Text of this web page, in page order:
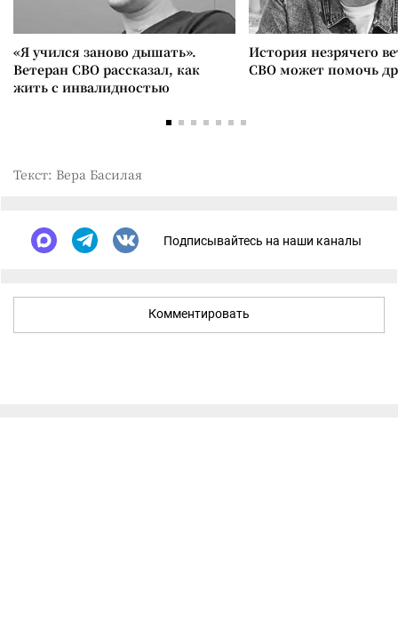
«Я учился заново дышать».
Ветеран СВО рассказал, как
жить с инвалидностью
История незрячего
СВО может помочь
Текст: Вера Басилая
Подписывайтесь на наши каналы
Комментировать